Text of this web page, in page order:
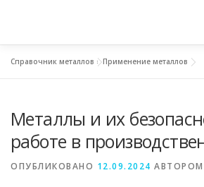
МЕТАЛЛЫ И ОКРУЖАЮЩАЯ СРЕДА
Справочник металлов »Применение металлов
Металлы и их
работе в
ОПУБЛИКОВАНО 12.09.2024 АВТОРОМ